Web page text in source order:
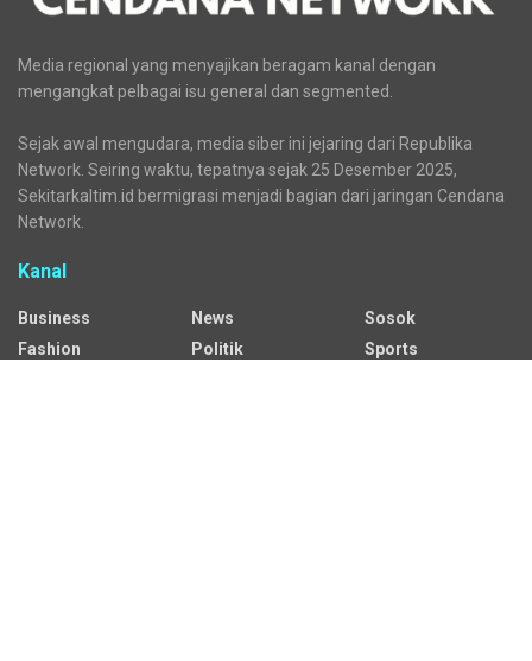
Media regional yang menyajikan beragam kanal dengan
mengangkat pelbagai isu general dan segmented.
Sejak awal mengudara, media siber ini jejaring dari Republika
Network. Seiring waktu, tepatnya sejak 25 Desember 2025,
Sekitarkaltim.id bermigrasi menjadi bagian dari jaringan Cendana
Network.
Kanal
Business
Fashion
News
Politik
Sosok
Sports